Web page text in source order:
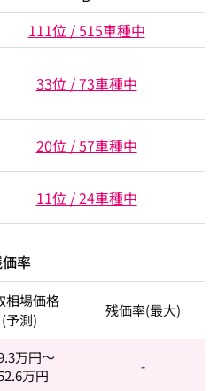
111位 / 515車種中
33位 / 73車種中
20位 / 57車種中
11位 / 24車種中
率
相場価格
(予測)
残価率(最大)
万円～
万円 -